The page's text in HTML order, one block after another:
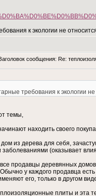
к экологии не
сообщения: Re:
требования к экологии
темы,
находить своего
из дерева для себя,
(оказывает
продавцы деревянных
у каждого продавца
его, только в другом
плиты и эта